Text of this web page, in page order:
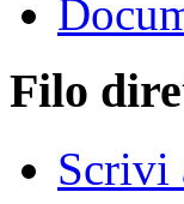
Filo
Scrivi